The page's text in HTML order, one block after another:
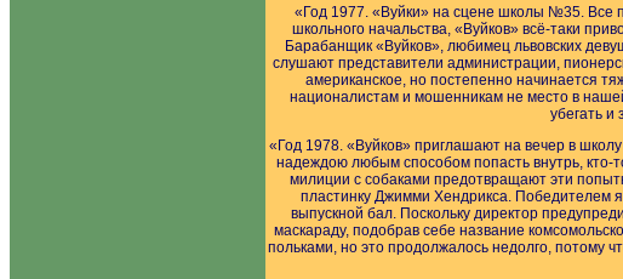
«Год 1977. «Вуйки» на сцене школы №35. Все
школьного начальства, «Вуйков» всё-таки
Барабанщик «Вуйков», любимец львовских
слушают представители администрации,
американское, но постепенно начинается
националистам и мошенникам не место в
убегать и
«Год 1978. «Вуйков» приглашают на вечер в
надеждою любым способом попасть внутрь, кто-
милиции с собаками предотвращают эти
пластинку Джимми Хендрикса. Победителем
выпускной бал. Поскольку директор
маскараду, подобрав себе название
польками, но это продолжалось недолго, потому